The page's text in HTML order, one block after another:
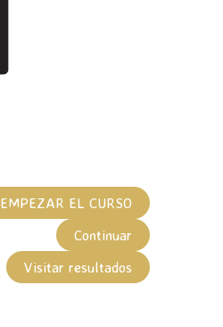
EMPEZAR EL CURSO
Continuar
Visitar resultados